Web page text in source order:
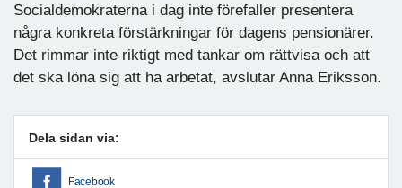
Socialdemokraterna i dag inte förefaller presentera
några konkreta förstärkningar för dagens pensionärer.
Det rimmar inte riktigt med tankar om rättvisa och att
det ska löna sig att ha arbetat, avslutar Anna Eriksson.
Dela sidan via:
Facebook